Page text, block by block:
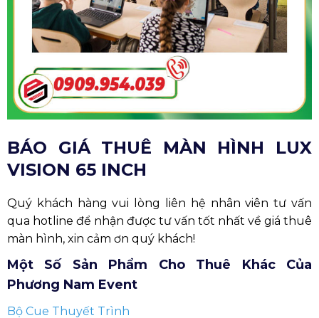
qua hotline để nhận được tư vấn tốt nhất về giá thuê
màn hình, xin cảm ơn quý khách!
Một Số Sản Phẩm Cho Thuê Khác Của
Phương Nam Event
Bộ Cue Thuyết Trình
Truss Sân Khấu Nhôm
Nhà Bạt Cho Thuê
THÔNG TIN LIÊN HỆ
Phương Nam Event - Đơn Vị Cung Cấp Thiết Bị Sự
Kiện Chất Lượng, Uy Tín
Văn phòng:Tòa Nhà Tecco.4449 Nguyễn Cửu Phú,
Bình Tân, TP Hồ Chí Minh